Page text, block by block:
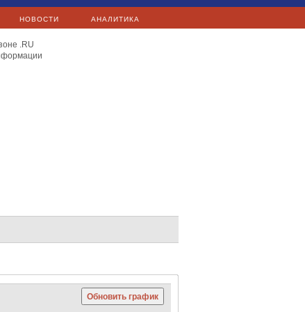
НОВОСТИ АНАЛИТИКА
.RU
Сургутнефтегаз
Яндекс
Mail.Ru
Nikkei 225